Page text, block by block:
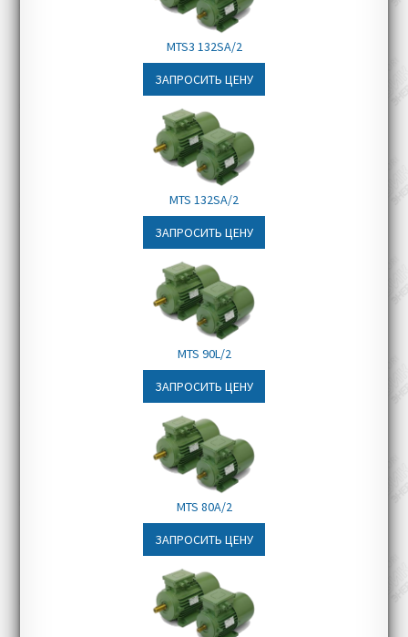
Конвейерные и
транспортировочные линии
Складское оборудование
Мостовые и портовые краны
MTS3 132SA/2
ЗАПРОСИТЬ ЦЕНУ
MTS 132SA/2
ЗАПРОСИТЬ ЦЕНУ
MTS 90L/2
ЗАПРОСИТЬ ЦЕНУ
MTS 80A/2
ЗАПРОСИТЬ ЦЕНУ